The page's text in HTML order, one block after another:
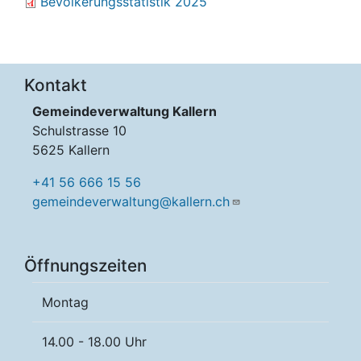
Kontakt
Gemeindeverwaltung Kallern
Schulstrasse 10
5625 Kallern
+41 56 666 15 56
gemeindeverwaltung@kallern.ch
Öffnungszeiten
Montag
14.00 - 18.00 Uhr